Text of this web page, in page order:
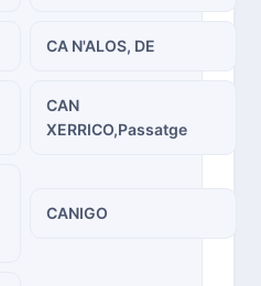
CA N'ALOS, DE
CAN
XERRICO,Passatge
CANIGO